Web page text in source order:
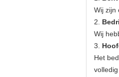
Wij zijn
2.
Wij
3.
Het